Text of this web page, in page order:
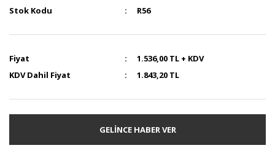
Stok Kodu
R56
Fiyat
1.536,00 TL + KDV
KDV Dahil Fiyat
1.843,20 TL
GELİNCE HABER VER